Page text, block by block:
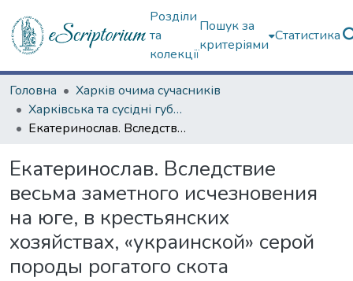
Розділи
та
колекції
Пошук за
критеріями
Статистика
Головна
Харків очима сучасників
Харківська та сусідні губернії
Екатеринослав. Вследствие весьма заметного исчезновения на юге, в крестьянских хозяйствах, «украинской» серой породы рогатого скота
Екатеринослав. Вследствие
весьма заметного исчезновения
на юге, в крестьянских
хозяйствах, «украинской» серой
породы рогатого скота